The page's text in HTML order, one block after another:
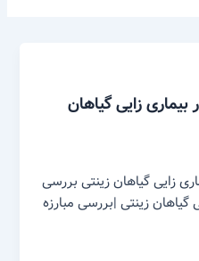
بیماری زایی گیاهان
زایی گیاهان زینتی بررسی
گیاهان زینتی |بررسی مبارزه